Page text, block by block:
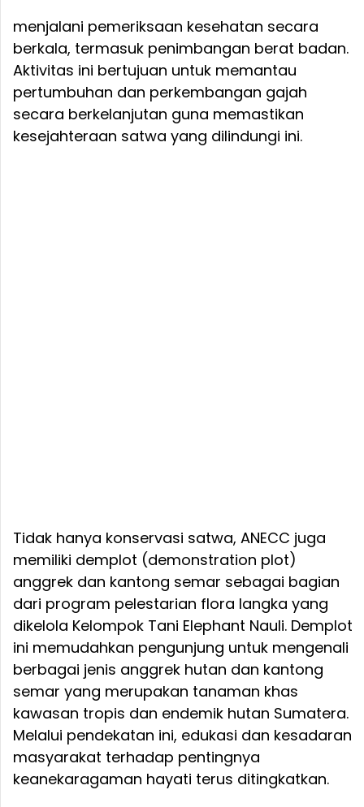
menjalani pemeriksaan kesehatan secara
berkala, termasuk penimbangan berat badan.
Aktivitas ini bertujuan untuk memantau
pertumbuhan dan perkembangan gajah
secara berkelanjutan guna memastikan
kesejahteraan satwa yang dilindungi ini.
Tidak hanya konservasi satwa, ANECC juga
memiliki demplot (demonstration plot)
anggrek dan kantong semar sebagai bagian
dari program pelestarian flora langka yang
dikelola Kelompok Tani Elephant Nauli. Demplot
ini memudahkan pengunjung untuk mengenali
berbagai jenis anggrek hutan dan kantong
semar yang merupakan tanaman khas
kawasan tropis dan endemik hutan Sumatera.
Melalui pendekatan ini, edukasi dan kesadaran
masyarakat terhadap pentingnya
keanekaragaman hayati terus ditingkatkan.